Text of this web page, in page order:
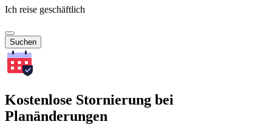
Ich reise geschäftlich
Suchen
Kostenlose Stornierung bei
Planänderungen